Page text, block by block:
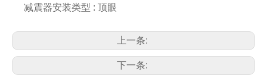
减震器安装类型 : 顶眼
上一条:
下一条: